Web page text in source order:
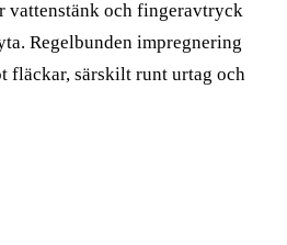
vattenstänk och fingeravtryck
Regelbunden impregnering
fläckar, särskilt runt urtag och